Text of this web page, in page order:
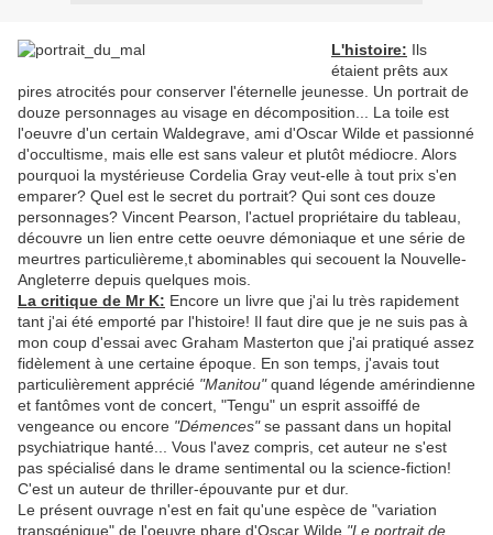
L'histoire: Ils
étaient prêts aux
pires atrocités pour conserver l'éternelle jeunesse. Un portrait de
douze personnages au visage en décomposition... La toile est
l'oeuvre d'un certain Waldegrave, ami d'Oscar Wilde et passionné
d'occultisme, mais elle est sans valeur et plutôt médiocre. Alors
pourquoi la mystérieuse Cordelia Gray veut-elle à tout prix s'en
emparer? Quel est le secret du portrait? Qui sont ces douze
personnages? Vincent Pearson, l'actuel propriétaire du tableau,
découvre un lien entre cette oeuvre démoniaque et une série de
meurtres particulièreme,t abominables qui secouent la Nouvelle-
Angleterre depuis quelques mois.
La critique de Mr K: Encore un livre que j'ai lu très rapidement
tant j'ai été emporté par l'histoire! Il faut dire que je ne suis pas à
mon coup d'essai avec Graham Masterton que j'ai pratiqué assez
fidèlement à une certaine époque. En son temps, j'avais tout
particulièrement apprécié "Manitou"quand légende amérindienne
et fantômes vont de concert, "Tengu" un esprit assoiffé de
vengeance ou encore "Démences"se passant dans un hopital
psychiatrique hanté... Vous l'avez compris, cet auteur ne s'est
pas spécialisé dans le drame sentimental ou la science-fiction!
C'est un auteur de thriller-épouvante pur et dur.
Le présent ouvrage n'est en fait qu'une espèce de "variation
transgénique" de l'oeuvre phare d'Oscar Wilde "Le portrait de